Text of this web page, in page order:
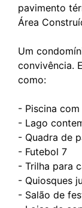
pavimento
Área
Um
convivência.
como:
- Piscina
- Lago
- Quadra de
- Futebol 7
- Trilha para
- Quiosques
- Salão de